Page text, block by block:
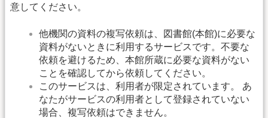
意してください。
他機関の資料の複写依頼は、図書館(本館)に必要な
資料がないときに利用するサービスです。不要な
依頼を避けるため、本館所蔵に必要な資料がない
ことを確認してから依頼してください。
このサービスは、利用者が限定されています。 あ
なたがサービスの利用者として登録されていない
場合、複写依頼はできません。